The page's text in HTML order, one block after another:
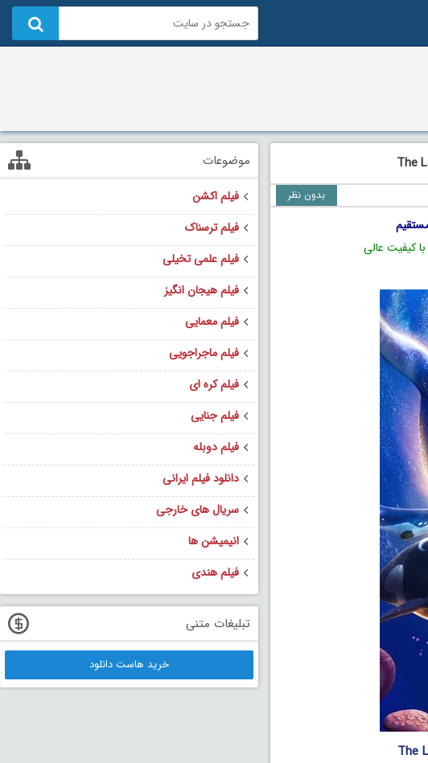
بدون نظر
با کیفیت عالی
موضوعات
فیلم اکشن
فیلم ترسناک
فیلم علمی تخیلی
فیلم هیجان انگیز
فیلم معمایی
فیلم ماجراجویی
فیلم کره ای
فیلم جنایی
فیلم دوبله
دانلود فیلم ایرانی
سریال های خارجی
انیمیشن ها
فیلم هندی
تبلیغات متنی
خرید هاست دانلود